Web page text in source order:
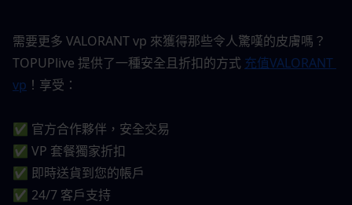
需要更多 VALORANT vp 來獲得那些令人驚嘆的皮膚嗎？
TOPUPlive 提供了一種安全且折扣的方式 充值VALORANT
vp ！享受：
✅ 官方合作夥伴，安全交易
✅ VP 套餐獨家折扣
✅ 即時送貨到您的帳戶
✅ 24/7 客戶支持